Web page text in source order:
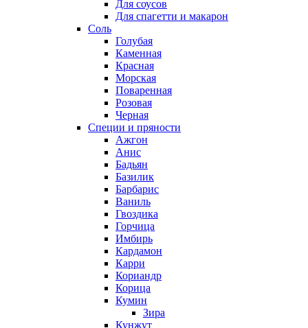
Для соусов
Для спагетти и макарон
Соль
Голубая
Каменная
Красная
Морская
Поваренная
Розовая
Черная
Специи и пряности
Ажгон
Анис
Бадьян
Базилик
Барбарис
Ваниль
Гвоздика
Горчица
Имбирь
Кардамон
Карри
Кориандр
Корица
Кумин
Зира
Кунжут